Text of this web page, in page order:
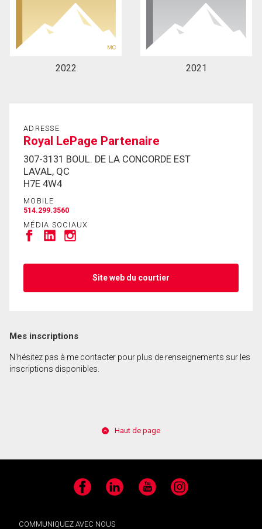
2022 2021
ADRESSE
Royal LePage Partenaire
307-3131 BOUL. DE LA CONCORDE EST
LAVAL, QC
H7E 4W4
MOBILE
514.299.3560
MÉDIA SOCIAUX
Site web du courtier
Mes inscriptions
N'hésitez pas à me contacter pour plus de renseignements sur les
inscriptions disponibles.
Haut de page
Facebook LinkedIn YouTube Instagram
COMMUNIQUEZ AVEC NOUS